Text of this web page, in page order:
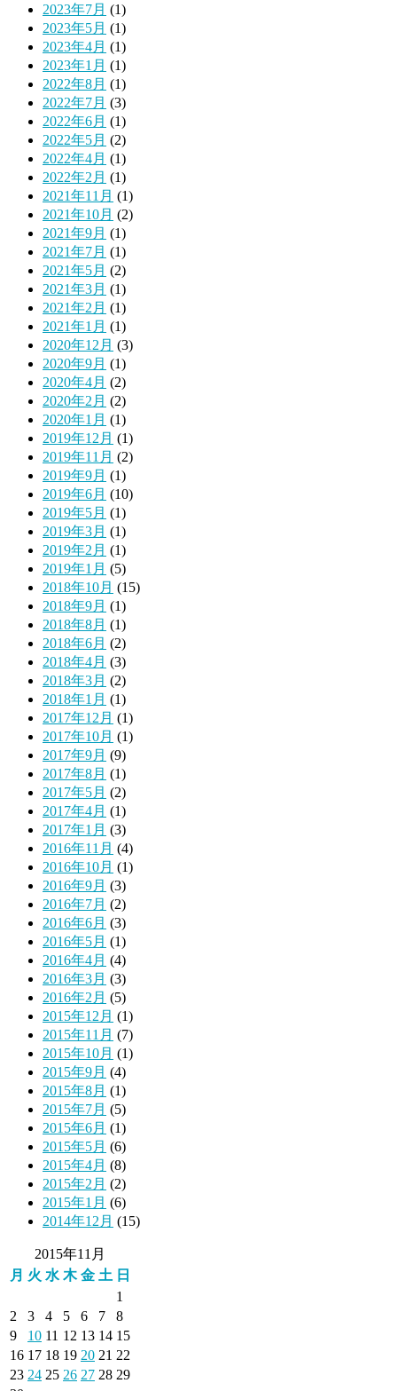
2023年7月 (1)
2023年5月 (1)
2023年4月 (1)
2023年1月 (1)
2022年8月 (1)
2022年7月 (3)
2022年6月 (1)
2022年5月 (2)
2022年4月 (1)
2022年2月 (1)
2021年11月 (1)
2021年10月 (2)
2021年9月 (1)
2021年7月 (1)
2021年5月 (2)
2021年3月 (1)
2021年2月 (1)
2021年1月 (1)
2020年12月 (3)
2020年9月 (1)
2020年4月 (2)
2020年2月 (2)
2020年1月 (1)
2019年12月 (1)
2019年11月 (2)
2019年9月 (1)
2019年6月 (10)
2019年5月 (1)
2019年3月 (1)
2019年2月 (1)
2019年1月 (5)
2018年10月 (15)
2018年9月 (1)
2018年8月 (1)
2018年6月 (2)
2018年4月 (3)
2018年3月 (2)
2018年1月 (1)
2017年12月 (1)
2017年10月 (1)
2017年9月 (9)
2017年8月 (1)
2017年5月 (2)
2017年4月 (1)
2017年1月 (3)
2016年11月 (4)
2016年10月 (1)
2016年9月 (3)
2016年7月 (2)
2016年6月 (3)
2016年5月 (1)
2016年4月 (4)
2016年3月 (3)
2016年2月 (5)
2015年12月 (1)
2015年11月 (7)
2015年10月 (1)
2015年9月 (4)
2015年8月 (1)
2015年7月 (5)
2015年6月 (1)
2015年5月 (6)
2015年4月 (8)
2015年2月 (2)
2015年1月 (6)
2014年12月 (15)
2015年11月
月 火 水 木 金 土 日
1
2
3 4 5 6 7
8
9
10 11 12 13 14 15
16 17 18 19 20 21 22
23 24 25 26 27 28 29